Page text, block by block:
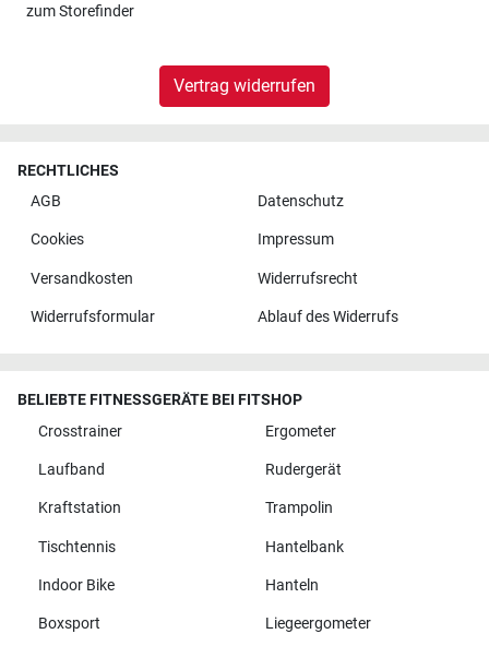
zumStorefinder
Vertrag widerrufen
RECHTLICHES
AGB
Datenschutz
Cookies Impressum
Versandkosten Widerrufsrecht
Widerrufsformular Ablauf des Widerrufs
BELIEBTE FITNESSGERÄTE BEI FITSHOP
Crosstrainer
Ergometer
Laufband Rudergerät
Kraftstation Trampolin
Tischtennis Hantelbank
Indoor Bike Hanteln
Boxsport Liegeergometer